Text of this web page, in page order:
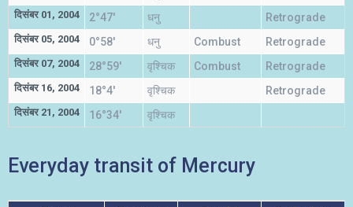
दिसंबर 01, 2004 2°47' धनु Retrograde
दिसंबर 05, 2004 0°58' धनु Combust Retrograde
दिसंबर 07, 2004 28°59' वृश्चिक Combust Retrograde
दिसंबर 16, 2004 18°4' वृश्चिक Retrograde
दिसंबर 21, 2004 16°34' वृश्चिक
Everyday transit of Mercury